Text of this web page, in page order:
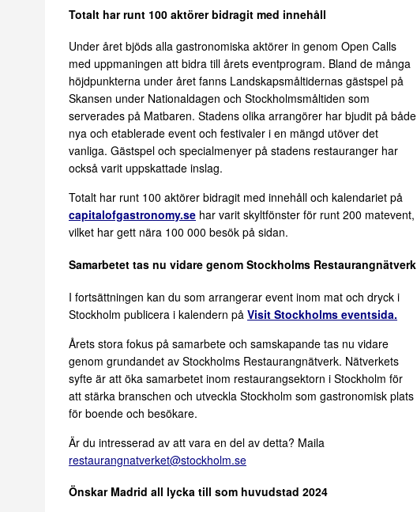
Totalt har runt 100 aktörer bidragit med innehåll
Under året bjöds alla gastronomiska aktörer in genom Open Calls
med uppmaningen att bidra till årets eventprogram. Bland de många
höjdpunkterna under året fanns Landskapsmåltidernas gästspel på
Skansen under Nationaldagen och Stockholmsmåltiden som
serverades på Matbaren. Stadens olika arrangörer har bjudit på både
nya och etablerade event och festivaler i en mängd utöver det
vanliga. Gästspel och specialmenyer på stadens restauranger har
också varit uppskattade inslag.
Totalt har runt 100 aktörer bidragit med innehåll och kalendariet på
capitalofgastronomy.se har varit skyltfönster för runt 200 matevent,
vilket har gett nära 100 000 besök på sidan.
Samarbetet tas nu vidare genom Stockholms Restaurangnätverk
I fortsättningen kan du som arrangerar event inom mat och dryck i
Stockholm publicera i kalendern på Visit Stockholms eventsida.
Årets stora fokus på samarbete och samskapande tas nu vidare
genom grundandet av Stockholms Restaurangnätverk. Nätverkets
syfte är att öka samarbetet inom restaurangsektorn i Stockholm för
att stärka branschen och utveckla Stockholm som gastronomisk plats
för boende och besökare.
Är du intresserad av att vara en del av detta? Maila
restaurangnatverket@stockholm.se
Önskar Madrid all lycka till som huvudstad 2024